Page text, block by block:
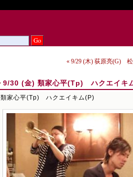
« 9/29 (木) 荻原亮(G)
9/30 (金) 類家心平(Tp) ハクエイキ
類家心平(Tp) ハクエイキム(P)